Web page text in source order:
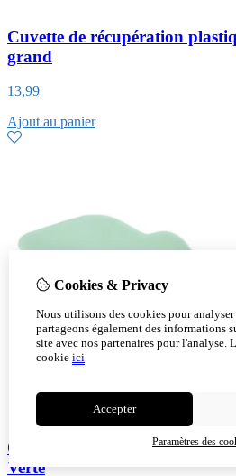
Cuvette de récupération
grand
13,99
Ajout au panier
Cuvette de Récupération pour
Verte
Cookies & Privacy
Nous utilisons des cookies pour
partageons également des informations
site avec nos partenaires pour l'analyse.
cookie ici
Accepter
Paramètres des